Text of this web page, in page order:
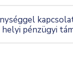
pénzügyi